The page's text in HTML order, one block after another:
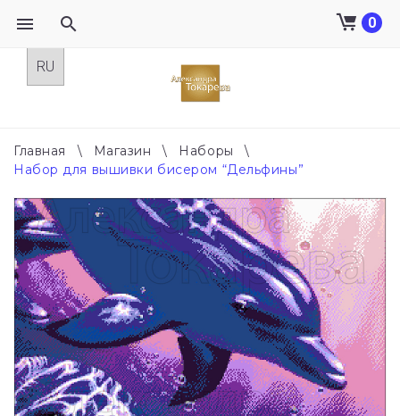
0
Главная \ Магазин \ Наборы
\
Набор для вышивки бисером “Дельфины”